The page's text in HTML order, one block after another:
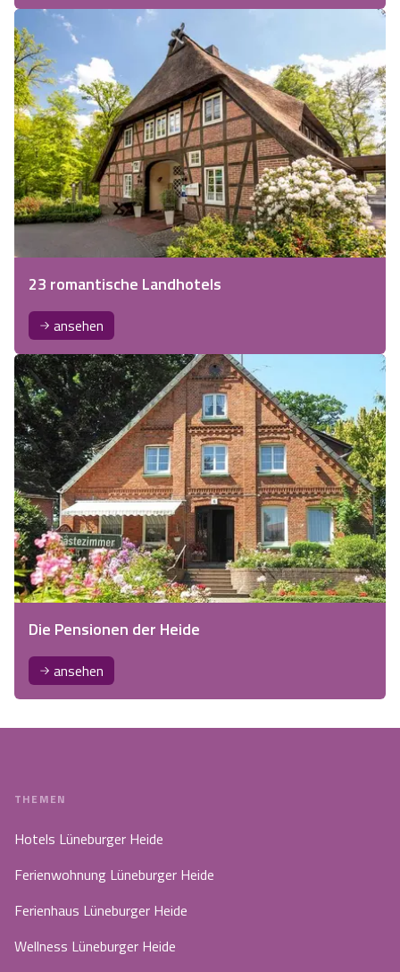
23 romantische Landhotels
ansehen
Die Pensionen der Heide
ansehen
THEMEN
Hotels Lüneburger Heide
Ferienwohnung Lüneburger Heide
Ferienhaus Lüneburger Heide
Wellness Lüneburger Heide